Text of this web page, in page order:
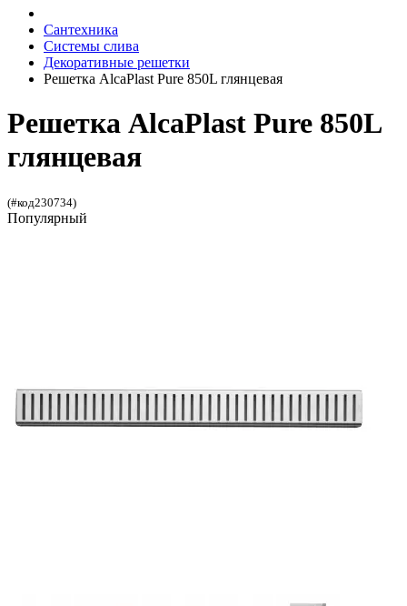
Сантехника
Системы слива
Декоративные решетки
Решетка AlcaPlast Pure 850L глянцевая
Решетка AlcaPlast Pure 850L
глянцевая
(#код230734)
Популярный